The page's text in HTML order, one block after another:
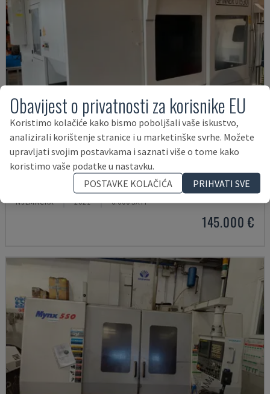
U5-1530
SPINNER - VERTIKALNI OBRADNI CENTAR
NJEMAČKA 2021 6.000 SATI
145.000 €
Obavijest o privatnosti za korisnike EU
Koristimo kolačiće kako bismo poboljšali vaše iskustvo,
analizirali korištenje stranice i u marketinške svrhe. Možete
upravljati svojim postavkama i saznati više o tome kako
koristimo vaše podatke u nastavku.
POSTAVKE KOLAČIĆA
PRIHVATI SVE